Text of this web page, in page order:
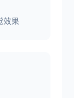
效果